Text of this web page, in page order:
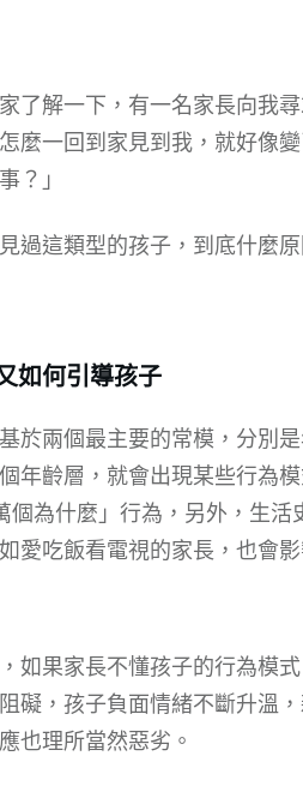
了解一下，有一名家長向我
麼一回到家見到我，就好像
？」
過這類型的孩子，到底什麼
如何引導孩子
於兩個最主要的常模，分別
年齡層，就會出現某些行為
個為什麼」行為，另外，生
愛吃飯看電視的家長，也會
如果家長不懂孩子的行為模
礙，孩子負面情緒不斷升溫
也理所當然惡劣。